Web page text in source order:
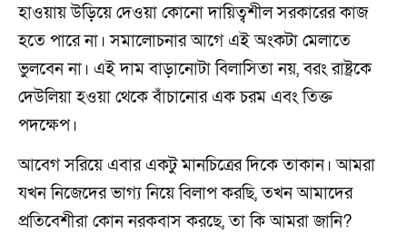
হাওয়ায় উড়িয়ে দেওয়া কোনো দায়িত্বশীল সরকারের কাজ
হতে পারে না। সমালোচনার আগে এই অংকটা মেলাতে
ভুলবেন না। এই দাম বাড়ানোটা বিলাসিতা নয়, বরং রাষ্ট্রকে
দেউলিয়া হওয়া থেকে বাঁচানোর এক চরম এবং তিক্ত
পদক্ষেপ।
আবেগ সরিয়ে এবার একটু মানচিত্রের দিকে তাকান। আমরা
যখন নিজেদের ভাগ্য নিয়ে বিলাপ করছি, তখন আমাদের
প্রতিবেশীরা কোন নরকবাস করছে, তা কি আমরা জানি?